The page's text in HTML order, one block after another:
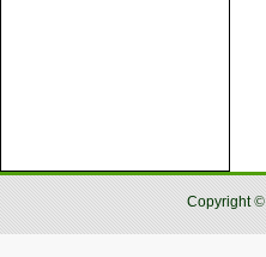
Copyright©